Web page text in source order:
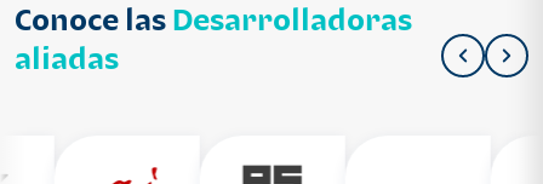
Conoce las Desarrolladoras
aliadas